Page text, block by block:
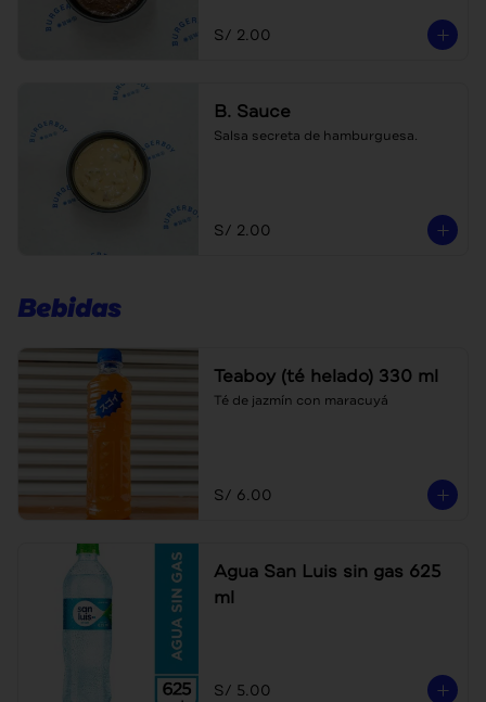
S/ 2.00
B. Sauce
Salsa secreta de hamburguesa.
S/ 2.00
Bebidas
Teaboy (té helado) 330 ml
Té de jazmín con maracuyá
S/ 6.00
Agua San Luis sin gas 625
ml
S/ 5.00